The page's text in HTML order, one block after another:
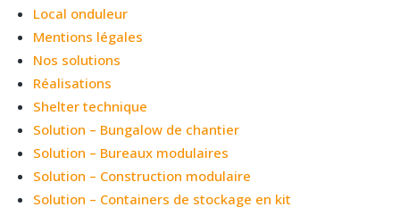
Local onduleur
Mentions légales
Nos solutions
Réalisations
Shelter technique
Solution – Bungalow de chantier
Solution – Bureaux modulaires
Solution – Construction modulaire
Solution – Containers de stockage en kit